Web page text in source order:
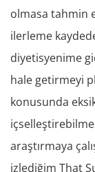
olmasa tahmin
ilerleme
diyetisyenime
hale getirmeyi
konusunda
araştırmaya
izlediğim That